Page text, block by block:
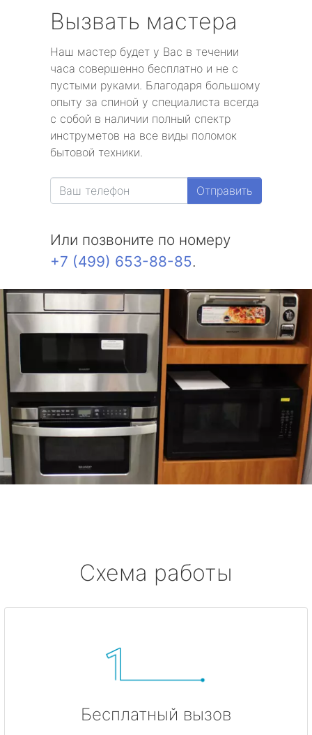
Вызвать мастера
Наш мастер будет у Вас в течении
часа совершенно бесплатно и не с
пустыми руками. Благодаря большому
опыту за спиной у специалиста всегда
с собой в наличии полный спектр
инструметов на все виды поломок
бытовой техники.
Отправить
Или позвоните по номеру
+7 (499) 653-88-85.
Схема работы
Бесплатный вызов